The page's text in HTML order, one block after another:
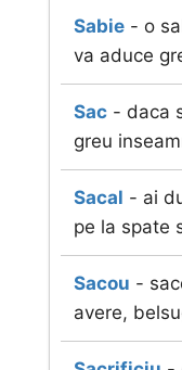
Sabie - o
va aduce
Sac - daca
greu
Sacal - ai
pe la spate
Sacou -
avere,